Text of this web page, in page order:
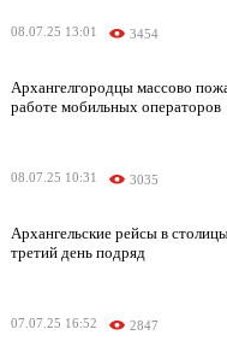
08.07.25 13:01 3454
Архангелгородцы массово
работе мобильных операторов
08.07.25 10:31 3035
Архангельские рейсы в
третий день подряд
07.07.25 16:52 2847